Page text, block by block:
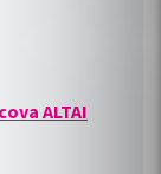
Il est
ALTAI